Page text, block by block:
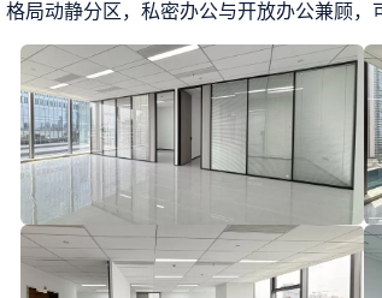
格局动静分区，私密办公与开放办公兼顾